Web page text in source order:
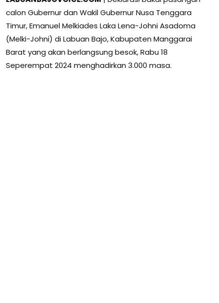
calon Gubernur dan Wakil Gubernur Nusa Tenggara
Timur, Emanuel Melkiades Laka Lena-Johni Asadoma
(Melki-Johni) di Labuan Bajo, Kabupaten Manggarai
Barat yang akan berlangsung besok, Rabu 18
Seperempat 2024 menghadirkan 3.000 masa.